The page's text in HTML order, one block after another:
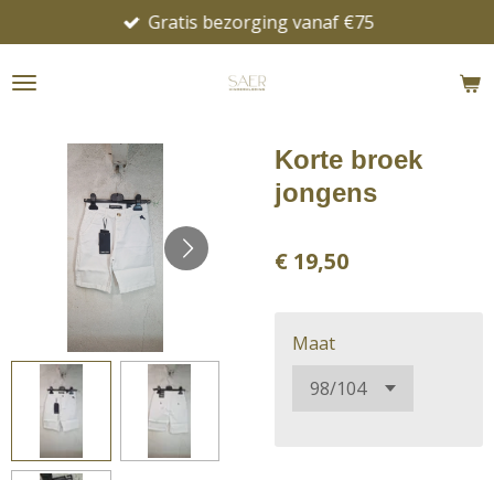
direct
naar
Gratis bezorging vanaf €75
Korte broek
jongens
€ 19,50
Maat